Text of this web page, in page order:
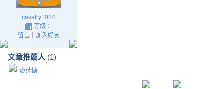
cavalry1024
等級：
留言｜ 加入好友
文章推薦人 (1)
麥芽糖